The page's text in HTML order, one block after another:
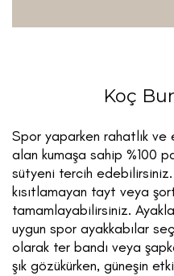
Koç
Spor yaparken rahatlık
alan kumaşa sahip %100
sütyeni tercih
kısıtlamayan tayt veya
tamamlayabilirsiniz.
uygun spor ayakkabılar
olarak ter bandı veya
şık gözükürken, güneşin